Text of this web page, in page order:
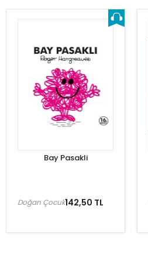
Bay Pasakli
142,50 TL
Doğan Çocuk